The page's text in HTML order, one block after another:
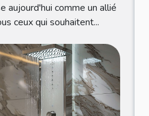
aujourd'hui comme un allié
ceux qui souhaitent...